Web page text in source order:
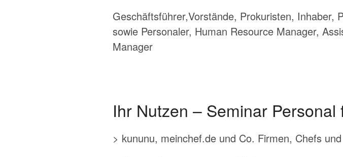
Geschäftsführer,Vorstände, Prokuristen, Inhaber,
sowie Personaler, Human Resource Manager,
Manager
Ihr Nutzen – Seminar Personal
> kununu, meinchef.de und Co. Firmen, Chefs